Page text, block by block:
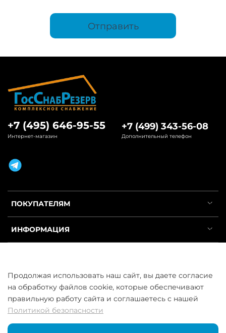
Отправить
ПОКУПАТЕЛЯМ
ИНФОРМАЦИЯ
+7 (495) 646-95-55
Интернет-магазин
+7 (499) 343-56-08
Дополнительный телефон
ООО «ГосСнабРезерв» © 2013–2026 - Продажа труб оптом и в
розницу
Продолжая использовать наш сайт, вы даете согласие
на обработку файлов cookie, которые обеспечивают
правильную работу сайта и соглашаетесь с нашей
Политикой безопасности